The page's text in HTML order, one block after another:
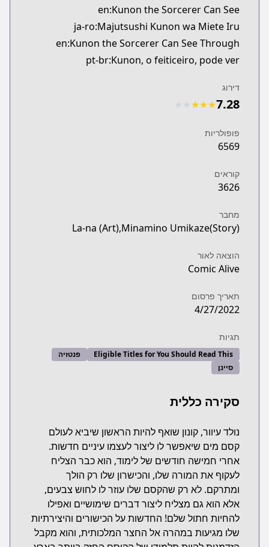
en:Kunon the Sorcerer Can See
ja-ro:Majutsushi Kunon wa Miete Iru
en:Kunon the Sorcerer Can See Through
pt-br:Kunon, o feiticeiro, pode ver
דירוג
7.28
★
★
★
פופולריות
6569
קוראים
3626
מחבר
La-na (Art),Minamino Umikaze(Story)
הוצאה לאור
Comic Alive
תאריך פרסום
4/27/2022
תגיות
Eligible Titles for You Should Read This
פנטזיה
סיינן
סקירה כללית
נולד עיוור, קונון שואף להיות הראשון שיביא לעולם
קסם מים שיאפשר לו ליצור לעצמו עיניים חדשות.
אחרי חמישה חודשים של לימוד, הוא כבר הצליח
לעקוף את המורה שלו, והכישרון שלו רק הולך
ומתרקם. לא רק שהקסם שלו עוזר לו לחוש צבעים,
אלא הוא גם מצליח ליצור דברים שימושיים ואפילו
להחיות חתול שלם! החדשות על הכישורים והיצירתיות
שלו מגיעות במהרה אל החצר המלכותית, והוא מקבל